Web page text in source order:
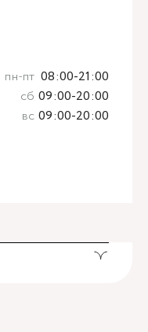
пн-пт 08:00-21:00
сб 09:00-20:00
вс 09:00-20:00